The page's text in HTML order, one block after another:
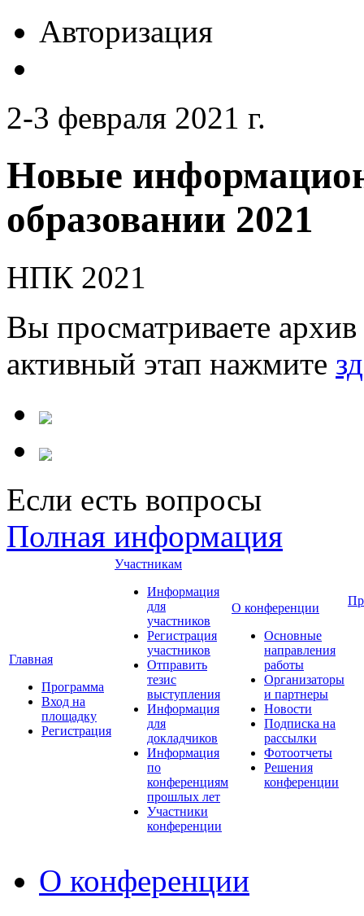
Авторизация
2-3 февраля 2021 г.
Новые
образовании 2021
НПК 2021
Вы просматриваете
активный этап нажмите
Если есть вопросы
Полная информация
Главная
Программа
Вход на
площадку
Регистрация
Участникам
Информация
для
участников
Регистрация
участников
Отправить
тезис
выступления
Информация
для
докладчиков
Информация
по
конференциям
прошлых лет
Участники
конференции
О конференции
Основные
направления
работы
Организаторы
и партнеры
Новости
Подписка на
рассылки
Фотоотчеты
Решения
конференции
О конференции